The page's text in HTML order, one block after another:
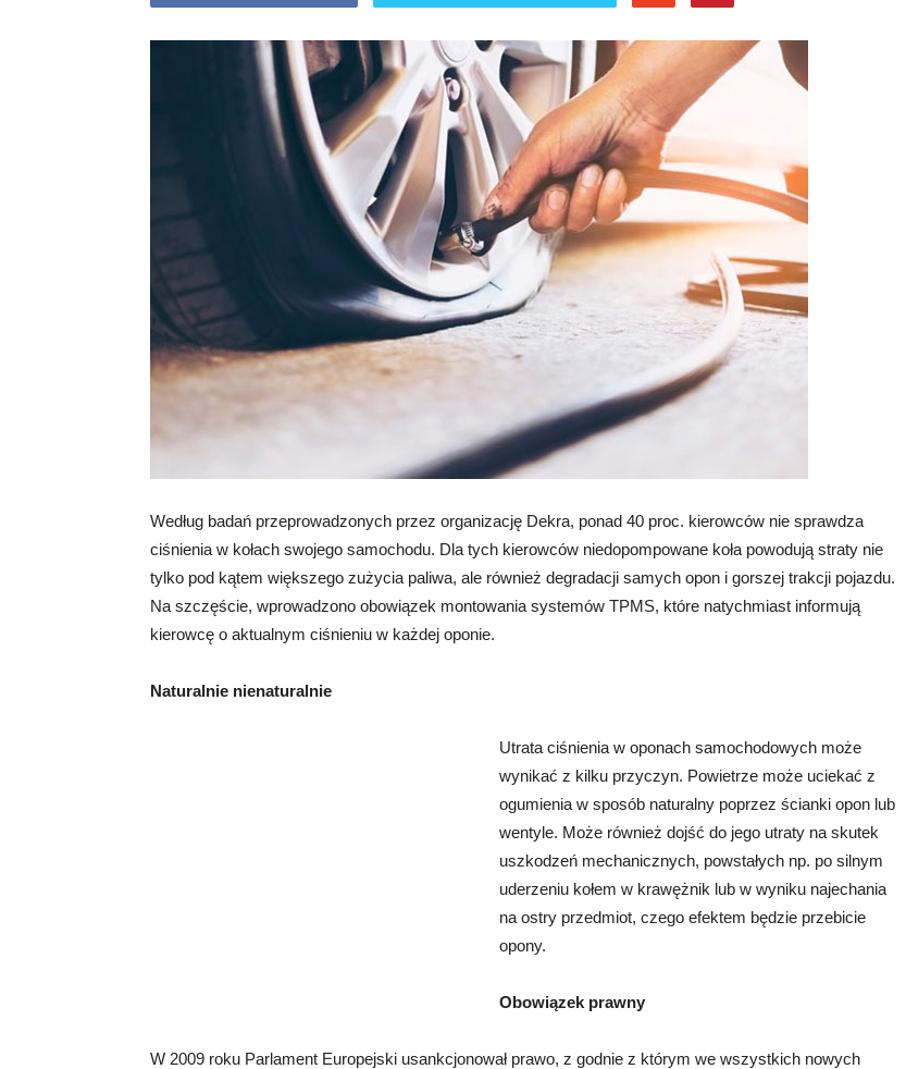
Według badań przeprowadzonych przez organizację Dekra, ponad 40 proc. kierowców nie sprawdza
ciśnienia w kołach swojego samochodu. Dla tych kierowców niedopompowane koła powodują straty nie
tylko pod kątem większego zużycia paliwa, ale również degradacji samych opon i gorszej trakcji pojazdu.
Na szczęście, wprowadzono obowiązek montowania systemów TPMS, które natychmiast informują
kierowcę o aktualnym ciśnieniu w każdej oponie.
Naturalnie nienaturalnie
Utrata ciśnienia w oponach samochodowych może
wynikać z kilku przyczyn. Powietrze może uciekać z
ogumienia w sposób naturalny poprzez ścianki opon lub
wentyle. Może również dojść do jego utraty na skutek
uszkodzeń mechanicznych, powstałych np. po silnym
uderzeniu kołem w krawężnik lub w wyniku najechania
na ostry przedmiot, czego efektem będzie przebicie
opony.
Obowiązek prawny
W 2009 roku Parlament Europejski usankcjonował prawo, z godnie z którym we wszystkich nowych